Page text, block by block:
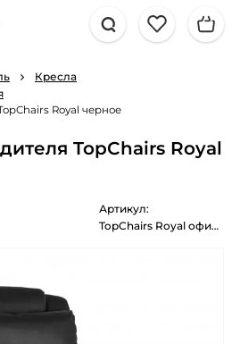
Кресла
Royal черное
TopChairs Royal
Артикул:
TopChairs Royal офисное черное в обивке из экокожи, механизм кач